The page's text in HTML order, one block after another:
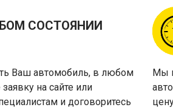
СОСТОЯНИИ
Ваш автомобиль, в любом
на сайте или
и договоритесь
Мы